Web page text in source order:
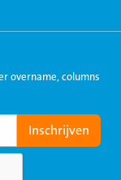
overname, columns